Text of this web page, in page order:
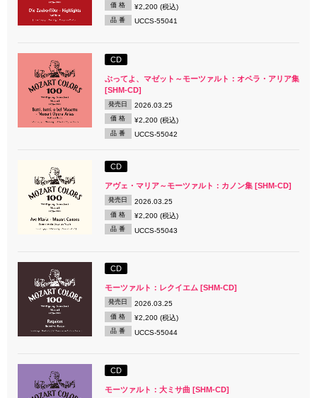
価 格 ¥2,200 (税込)
品 番 UCCS-55041
CD
ぶってよ、マゼット～モーツァルト：オペラ・アリア集
[SHM-CD]
発売日 2026.03.25
価 格 ¥2,200 (税込)
品 番 UCCS-55042
CD
アヴェ・マリア～モーツァルト：カノン集 [SHM-CD]
発売日 2026.03.25
価 格 ¥2,200 (税込)
品 番 UCCS-55043
CD
モーツァルト：レクイエム [SHM-CD]
発売日 2026.03.25
価 格 ¥2,200 (税込)
品 番 UCCS-55044
CD
モーツァルト：大ミサ曲 [SHM-CD]